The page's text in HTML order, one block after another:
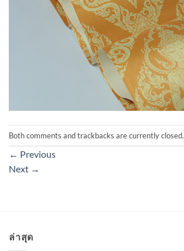
Both comments and trackbacks are currently closed.
← Previous
Next →
ล่าสุด